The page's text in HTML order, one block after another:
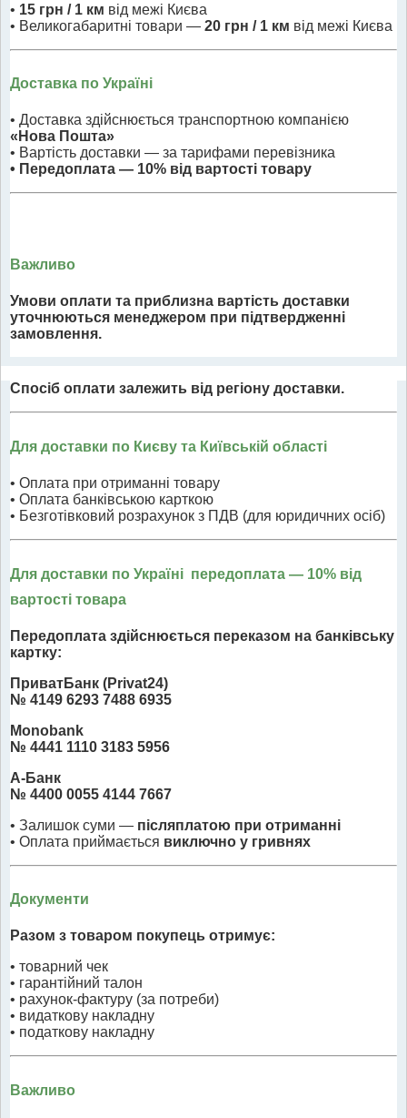
• 15 грн / 1 км від межі Києва
• Великогабаритні товари — 20 грн / 1 км від межі Києва
Доставка по Україні
• Доставка здійснюється транспортною компанією
«Нова Пошта»
• Вартість доставки — за тарифами перевізника
• Передоплата — 10% від вартості товару
Важливо
Умови оплати та приблизна вартість доставки
уточнюються менеджером при підтвердженні
замовлення.
Спосіб оплати залежить від регіону доставки.
Для доставки по Києву та Київській області
• Оплата при отриманні товару
• Оплата банківською карткою
• Безготівковий розрахунок з ПДВ (для юридичних осіб)
Для доставки по Україні передоплата — 10% від
вартості товара
Передоплата здійснюється переказом на банківську
картку:
ПриватБанк (Privat24)
№ 4149 6293 7488 6935
Monobank
№ 4441 1110 3183 5956
А-Банк
№ 4400 0055 4144 7667
• Залишок суми — післяплатою при отриманні
• Оплата приймається виключно у гривнях
Документи
Разом з товаром покупець отримує:
• товарний чек
• гарантійний талон
• рахунок-фактуру (за потреби)
• видаткову накладну
• податкову накладну
Важливо